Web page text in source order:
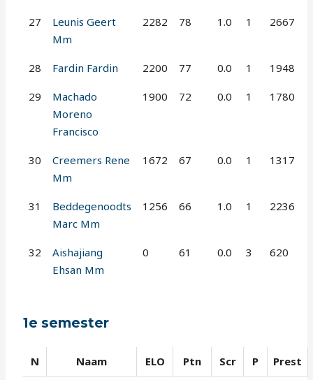
27
Leunis Geert
Mm
2282 78 1.0 1 2667
28 Fardin Fardin 2200 77 0.0 1 1948
29
Machado
Moreno
Francisco
1900 72 0.0 1 1780
30
Creemers Rene
Mm
1672 67 0.0 1 1317
31
Beddegenoodts
Marc Mm
1256 66 1.0 1 2236
32
Aishajiang
Ehsan Mm
0 61 0.0 3 620
1e semester
N Naam ELO Ptn Scr P Prest